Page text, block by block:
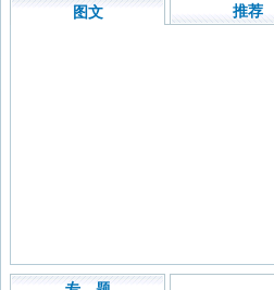
图文 推荐